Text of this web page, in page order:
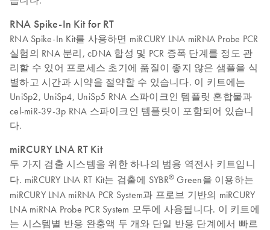
RNA Spike-In Kit for RT
RNA Spike-In Kit를 사용하면 miRCURY LNA miRNA Probe PCR
실험의 RNA 분리, cDNA 합성 및 PCR 증폭 단계를 정도 관
리할 수 있어 프로세스 초기에 품질이 좋지 않은 샘플을 식
별하고 시간과 시약을 절약할 수 있습니다. 이 키트에는
UniSp2, UniSp4, UniSp5 RNA 스파이크인 템플릿 혼합물과
cel-miR-39-3p RNA 스파이크인 템플릿이 포함되어 있습니
다.
miRCURY LNA RT Kit
두 가지 검출 시스템을 위한 하나의 범용 역전사 키트입니
다. miRCURY LNA RT Kit는 검출에 SYBR® Green을 이용하는
miRCURY LNA miRNA PCR System과 프로브 기반의 miRCURY
LNA miRNA Probe PCR System 모두에 사용됩니다. 이 키트에
는 시스템별 반응 완충액 두 개와 단일 반응 단계에서 빠르